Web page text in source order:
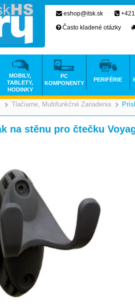
>
Tlačiarne, Multifunkčné Zariadenia
na stěnu pro čtečku
eshop@itsk.sk
Často kladené otázky
MOBILY,
TABLETY,
HODINKY
PC
KOMPONENTY
PERIFÉRIE